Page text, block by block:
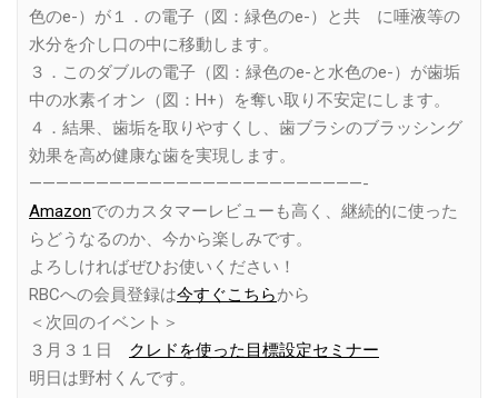
色のe-）が１．の電子（図：緑色のe-）と共 に唾液等の
水分を介し口の中に移動します。
３．このダブルの電子（図：緑色のe-と水色のe-）が歯垢
中の水素イオン（図：H+）を奪い取り不安定にします。
４．結果、歯垢を取りやすくし、歯ブラシのブラッシング
効果を高め健康な歯を実現します。
—————————————————————————-
Amazonでのカスタマーレビューも高く、継続的に使った
らどうなるのか、今から楽しみです。
よろしければぜひお使いください！
RBCへの会員登録は今すぐこちらから
＜次回のイベント＞
３月３１日 クレドを使った目標設定セミナー
明日は野村くんです。